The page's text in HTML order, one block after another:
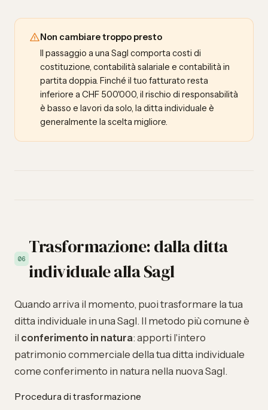
Non cambiare troppo presto
Il passaggio a una Sagl comporta costi di
costituzione, contabilità salariale e contabilità in
partita doppia. Finché il tuo fatturato resta
inferiore a CHF 500'000, il rischio di responsabilità
è basso e lavori da solo, la ditta individuale è
generalmente la scelta migliore.
06
Trasformazione: dalla ditta
individuale alla Sagl
Quando arriva il momento, puoi trasformare la tua
ditta individuale in una Sagl. Il metodo più comune è
il conferimento in natura: apporti l'intero
patrimonio commerciale della tua ditta individuale
come conferimento in natura nella nuova Sagl.
Procedura di trasformazione